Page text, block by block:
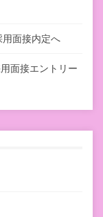
面接内定へ
面接エントリー